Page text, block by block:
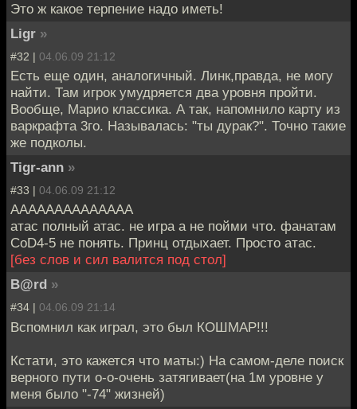
Это ж какое терпение надо иметь!
Ligr »
#32 | 04.06.09 21:12
Есть еще один, аналогичный. Линк,правда, не могу
найти. Там игрок умудряется два уровня пройти.
Вообще, Марио классика. А так, напомнило карту из
варкрафта 3го. Называлась: "ты дурак?". Точно такие
же подколы.
Tigr-ann »
#33 | 04.06.09 21:12
АААААААААААААА
атас полный атас. не игра а не пойми что. фанатам
CoD4-5 не понять. Принц отдыхает. Просто атас.
[без слов и сил валится под стол]
B@rd »
#34 | 04.06.09 21:14
Вспомнил как играл, это был КОШМАР!!!
Кстати, это кажется что маты:) На самом-деле поиск
верного пути о-о-очень затягивает(на 1м уровне у
меня было "-74" жизней)